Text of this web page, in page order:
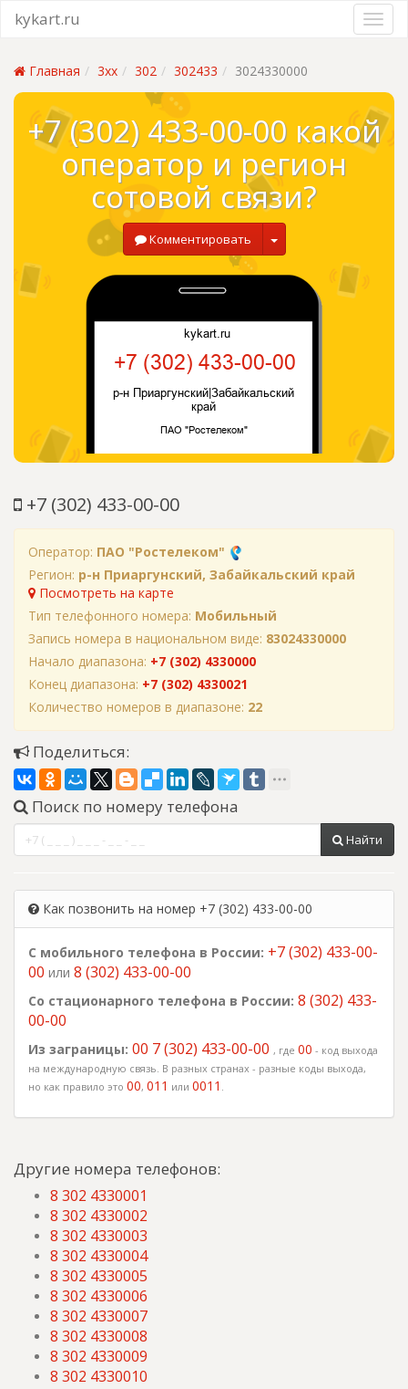
kykart.ru
Главная 3xx 302 302433 3024330000
+7 (302) 433-00-00 какой
оператор и регион
сотовой связи?
Комментировать
+7 (302) 433-00-00
Оператор: ПАО "Ростелеком"
Регион: р-н Приаргунский, Забайкальский край
Посмотреть на карте
Тип телефонного номера: Мобильный
Запись номера в национальном виде: 83024330000
Начало диапазона: +7 (302) 4330000
Конец диапазона: +7 (302) 4330021
Количество номеров в диапазоне: 22
Поделиться:
Поиск по номеру телефона
Найти
Как позвонить на номер +7 (302) 433-00-00
С мобильного телефона в России: +7 (302) 433-00-
00 или 8 (302) 433-00-00
Со стационарного телефона в России: 8 (302) 433-
00-00
Из заграницы: 00 7 (302) 433-00-00 , где 00 - код выхода
на международную связь. В разных странах - разные коды выхода,
но как правило это 00, 011 или 0011 .
Другие номера телефонов:
8 302 4330001
8 302 4330002
8 302 4330003
8 302 4330004
8 302 4330005
8 302 4330006
8 302 4330007
8 302 4330008
8 302 4330009
8 302 4330010